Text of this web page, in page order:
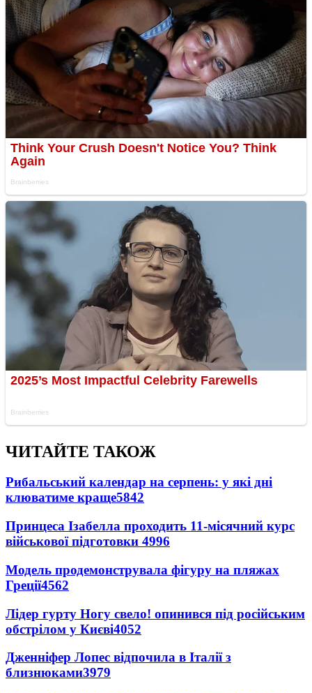
ЧИТАЙТЕ ТАКОЖ
Рибальський календар на серпень: у які дні
клюватиме краще5842
Принцеса Ізабелла проходить 11-місячний курс
військової підготовки 4996
Модель продемонструвала фігуру на пляжах
Греції4562
Лідер гурту Ногу свело! опинився під російським
обстрілом у Києві4052
Дженніфер Лопес відпочила в Італії з
близнюками3979